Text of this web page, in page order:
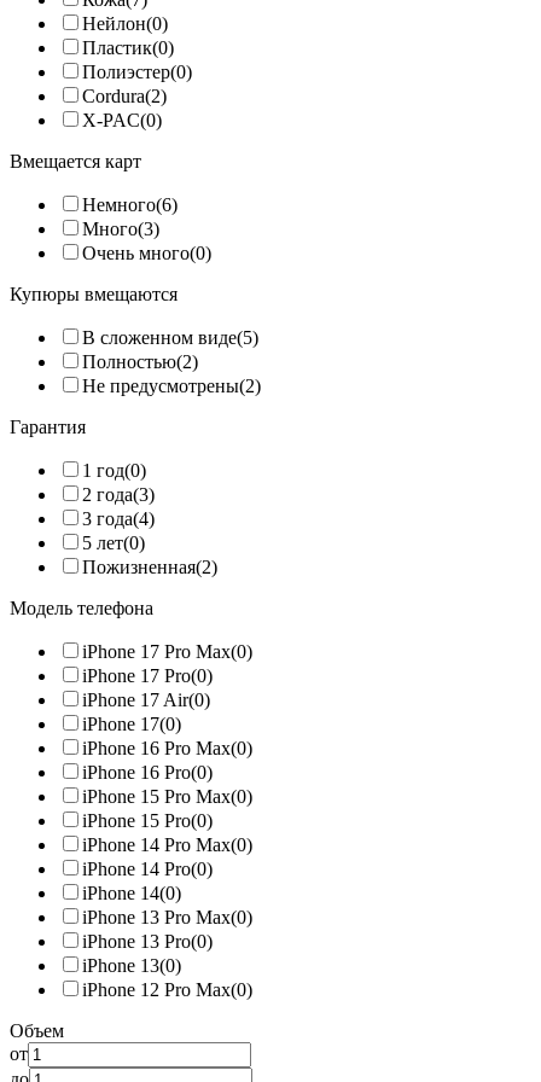
Нейлон(0)
Пластик(0)
Полиэстер(0)
Cordura(2)
X-PAC(0)
Вмещается карт
Немного(6)
Много(3)
Очень много(0)
Купюры вмещаются
В сложенном виде(5)
Полностью(2)
Не предусмотрены(2)
Гарантия
1 год(0)
2 года(3)
3 года(4)
5 лет(0)
Пожизненная(2)
Модель телефона
iPhone 17 Pro Max(0)
iPhone 17 Pro(0)
iPhone 17 Air(0)
iPhone 17(0)
iPhone 16 Pro Max(0)
iPhone 16 Pro(0)
iPhone 15 Pro Max(0)
iPhone 15 Pro(0)
iPhone 14 Pro Max(0)
iPhone 14 Pro(0)
iPhone 14(0)
iPhone 13 Pro Max(0)
iPhone 13 Pro(0)
iPhone 13(0)
iPhone 12 Pro Max(0)
Объем
от